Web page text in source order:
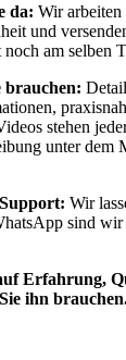
da: Wir
und
am selben
brauchen:
stehen
unter dem
Wir
sind
Erfahrung,
ihn